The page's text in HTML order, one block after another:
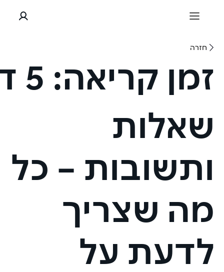
חזרה
זמן קריאה: 5 דקות
שאלות
ותשובות – כל
מה שצריך
לדעת על